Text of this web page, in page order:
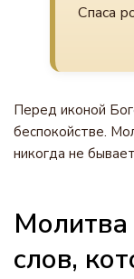
Спаса
Перед иконой
беспокойстве.
никогда не
слов,